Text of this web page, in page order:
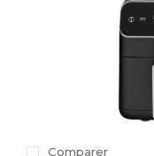
Comparer